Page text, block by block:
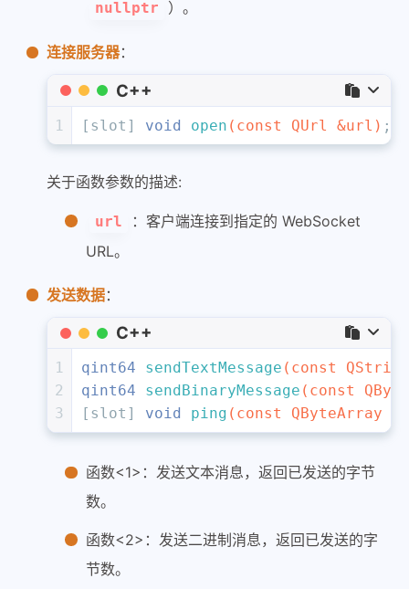
nullptr ）。
连接服务器：
C++
1 [slot] void open ( const QUrl &url) ;
关于函数参数的描述:
url
：客户端连接到指定的 WebSocket
URL。
发送数据：
C++
1
2
3
qint64 sendTextMessage ( const
qint64 sendBinaryMessage ( const
[slot] void ping ( const QByteArray
函数<1>：发送文本消息，返回已发送的字节
数。
函数<2>：发送二进制消息，返回已发送的字
节数。